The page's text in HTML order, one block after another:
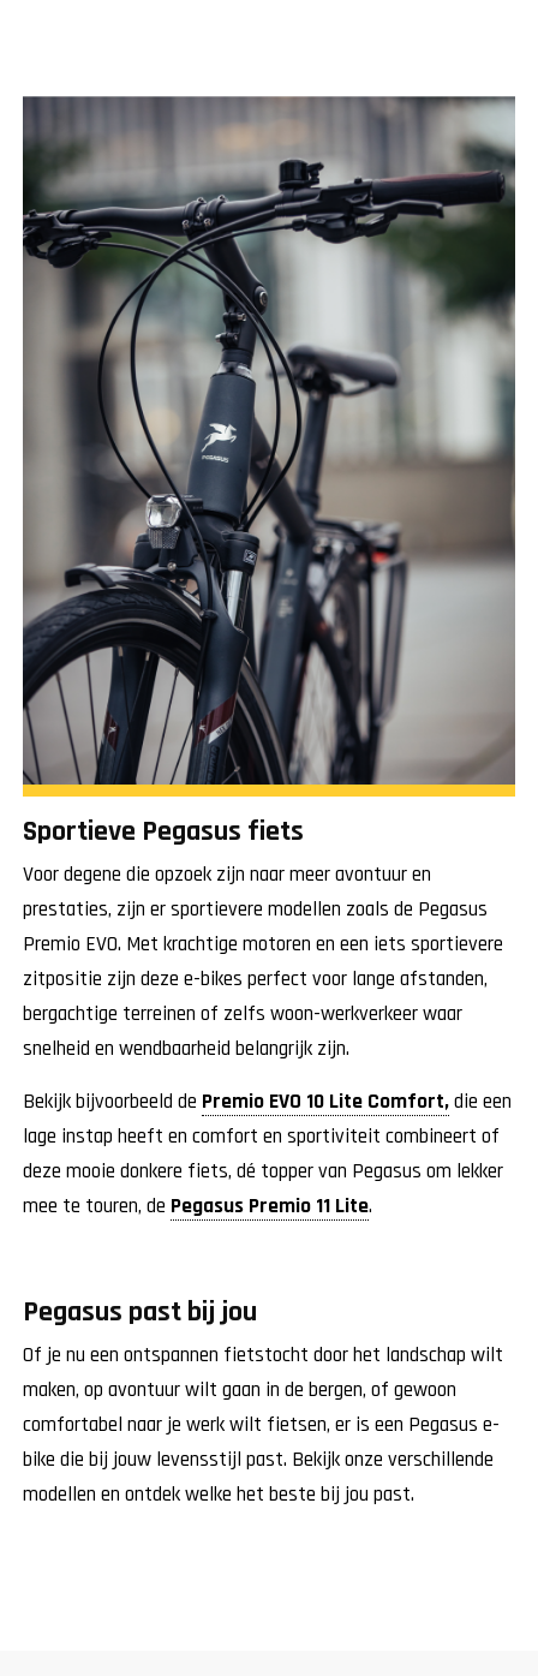
Sportieve Pegasus fiets
Voor degene die opzoek zijn naar meer avontuur en
prestaties, zijn er sportievere modellen zoals de Pegasus
Premio EVO. Met krachtige motoren en een iets sportievere
zitpositie zijn deze e-bikes perfect voor lange afstanden,
bergachtige terreinen of zelfs woon-werkverkeer waar
snelheid en wendbaarheid belangrijk zijn.
Bekijk bijvoorbeeld de Premio EVO 10 Lite Comfort,die een
lage instap heeft en comfort en sportiviteit combineert of
deze mooie donkere fiets, dé topper van Pegasus om lekker
mee te touren, de Pegasus Premio 11 Lite.
Pegasus past bij jou
Of je nu een ontspannen fietstocht door het landschap wilt
maken, op avontuur wilt gaan in de bergen, of gewoon
comfortabel naar je werk wilt fietsen, er is een Pegasus e-
bike die bij jouw levensstijl past. Bekijk onze verschillende
modellen en ontdek welke het beste bij jou past.